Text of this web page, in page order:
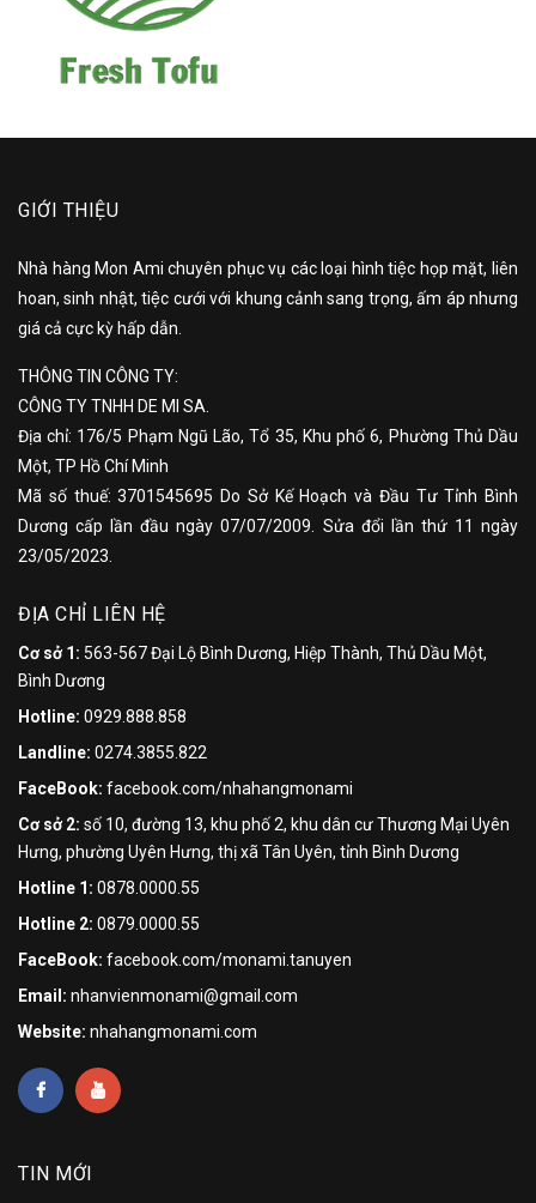
GIỚI THIỆU
Nhà hàng Mon Ami chuyên phục vụ các loại hình tiệc họp mặt, liên
hoan, sinh nhật, tiệc cưới với khung cảnh sang trọng, ấm áp nhưng
giá cả cực kỳ hấp dẫn.
THÔNG TIN CÔNG TY:
CÔNG TY TNHH DE MI SA.
Địa chỉ: 176/5 Phạm Ngũ Lão, Tổ 35, Khu phố 6, Phường Thủ Dầu
Một, TP Hồ Chí Minh
Mã số thuế: 3701545695 Do Sở Kế Hoạch và Đầu Tư Tỉnh Bình
Dương cấp lần đầu ngày 07/07/2009. Sửa đổi lần thứ 11 ngày
23/05/2023.
ĐỊA CHỈ LIÊN HỆ
Cơ sở 1: 563-567 Đại Lộ Bình Dương, Hiệp Thành, Thủ Dầu Một,
Bình Dương
Hotline: 0929.888.858
Landline: 0274.3855.822
FaceBook: facebook.com/nhahangmonami
Cơ sở 2: số 10, đường 13, khu phố 2, khu dân cư Thương Mại Uyên
Hưng, phường Uyên Hưng, thị xã Tân Uyên, tỉnh Bình Dương
Hotline 1: 0878.0000.55
Hotline 2: 0879.0000.55
FaceBook: facebook.com/monami.tanuyen
Email: nhanvienmonami@gmail.com
Website: nhahangmonami.com
TIN MỚI